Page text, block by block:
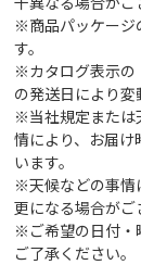
※商品パッケージ
す。
※カタログ表示の
の発送日により変
※当社規定または
情により、お届
います。
※天候などの事情
更になる場合がご
※ご希望の日付・
ご了承ください。